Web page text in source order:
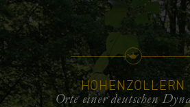
HOHENZOLLERN
Orte einer deutschen